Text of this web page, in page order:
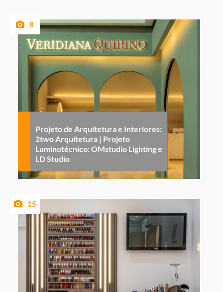
8
Projeto de Arquitetura e Interiores:
2two Arquitetura | Projeto
Luminotécnico: OMstudio Lighting e
LD Studio
15